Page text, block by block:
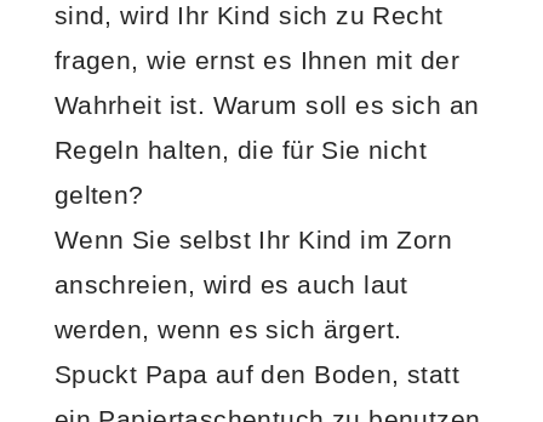
sind, wird Ihr Kind sich zu Recht
fragen, wie ernst es Ihnen mit der
Wahrheit ist. Warum soll es sich an
Regeln halten, die für Sie nicht
gelten?
Wenn Sie selbst Ihr Kind im Zorn
anschreien, wird es auch laut
werden, wenn es sich ärgert.
Spuckt Papa auf den Boden, statt